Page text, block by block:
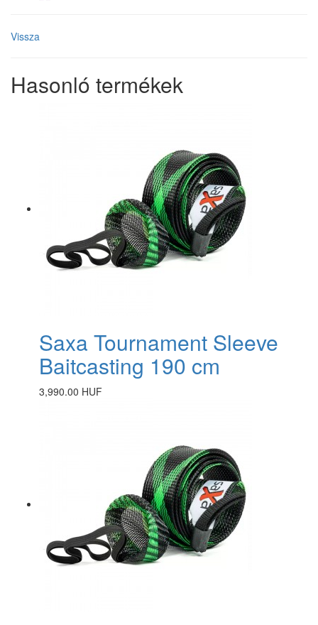
Vissza
Hasonló termékek
Saxa Tournament Sleeve
Baitcasting 190 cm
3,990.00 HUF